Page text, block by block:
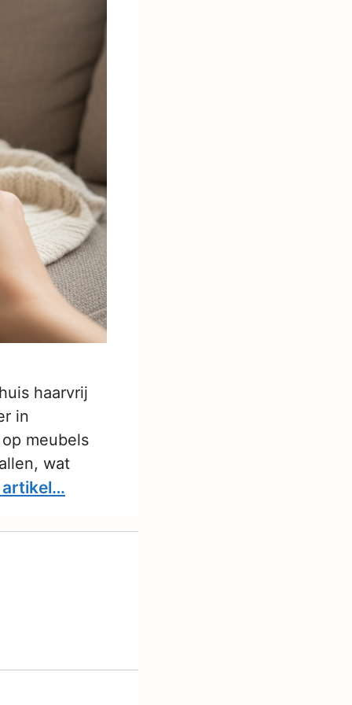
haarvrij
in
meubels
wat
artikel…